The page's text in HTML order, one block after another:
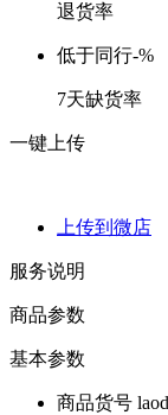
退货率
低于同行-%
7天缺货率
一键上传
上传到微店
服务说明
商品参数
基本参数
商品货号